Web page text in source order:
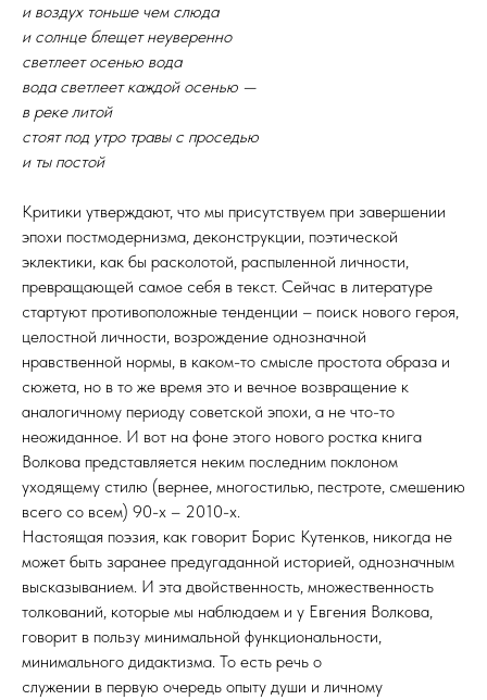
и воздух тоньше чем слюда
и солнце блещет неуверенно
светлеет осенью вода
вода светлеет каждой осенью —
в реке литой
стоят под утро травы с проседью
и ты постой
Критики утверждают, что мы присутствуем при завершении
эпохи постмодернизма, деконструкции, поэтической
эклектики, как бы расколотой, распыленной личности,
превращающей самое себя в текст. Сейчас в литературе
стартуют противоположные тенденции – поиск нового героя,
целостной личности, возрождение однозначной
нравственной нормы, в каком-то смысле простота образа и
сюжета, но в то же время это и вечное возвращение к
аналогичному периоду советской эпохи, а не что-то
неожиданное. И вот на фоне этого нового ростка книга
Волкова представляется неким последним поклоном
уходящему стилю (вернее, многостилью, пестроте, смешению
всего со всем) 90-х – 2010-х.
Настоящая поэзия, как говорит Борис Кутенков, никогда не
может быть заранее предугаданной историей, однозначным
высказыванием. И эта двойственность, множественность
толкований, которые мы наблюдаем и у Евгения Волкова,
говорит в пользу минимальной функциональности,
минимального дидактизма. То есть речь о
служении в первую очередь опыту души и личному